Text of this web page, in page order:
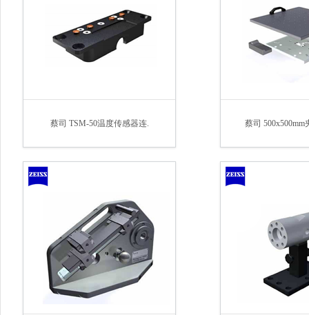
蔡司 TSM-50温度传感器连. 蔡司 500x500mm